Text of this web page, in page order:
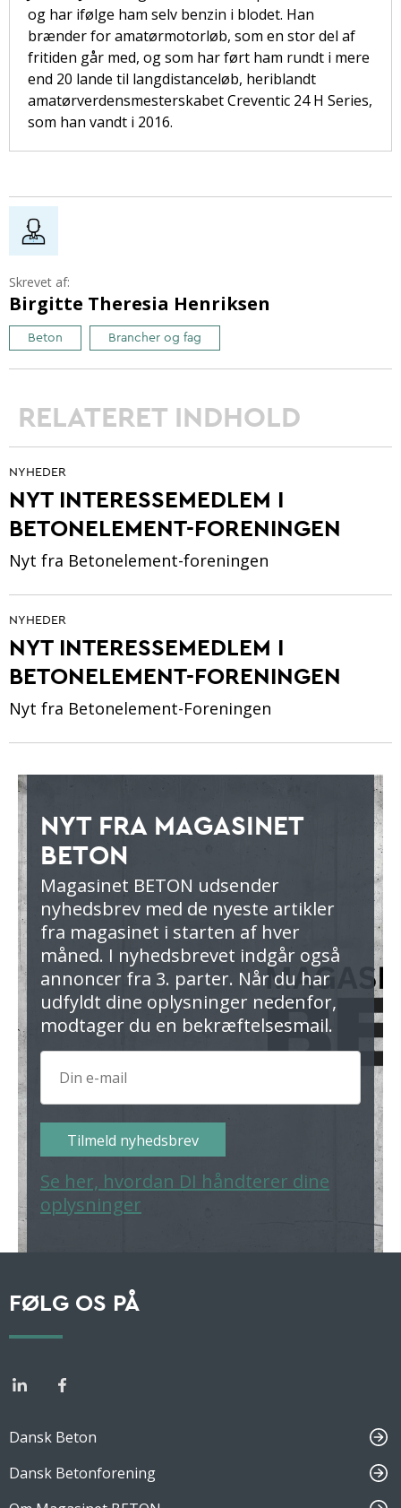
og har ifølge ham selv benzin i blodet. Han
brænder for amatørmotorløb, som en stor del af
fritiden går med, og som har ført ham rundt i mere
end 20 lande til langdistanceløb, heriblandt
amatørverdensmesterskabet Creventic 24 H Series,
som han vandt i 2016.
Skrevet af:
Birgitte Theresia Henriksen
Beton Brancher og fag
RELATERET INDHOLD
NYHEDER
NYT INTERESSEMEDLEM I
BETONELEMENT-FORENINGEN
Nyt fra Betonelement-foreningen
NYHEDER
NYT INTERESSEMEDLEM I
BETONELEMENT-FORENINGEN
Nyt fra Betonelement-Foreningen
NYT FRA MAGASINET
BETON
Magasinet BETON udsender
nyhedsbrev med de nyeste artikler
fra magasinet i starten af hver
måned. I nyhedsbrevet indgår også
annoncer fra 3. parter. Når du har
udfyldt dine oplysninger nedenfor,
modtager du en bekræftelsesmail.
Tilmeld nyhedsbrev
Se her, hvordan DI håndterer dine
oplysninger
FØLG OS PÅ
Dansk Beton
Dansk Betonforening